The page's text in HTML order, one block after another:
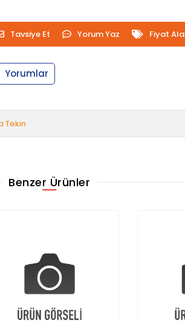
Tavsiye Et Yorum Yaz Fiyat
Yorumlar
Tekin
Benzer Ürünler